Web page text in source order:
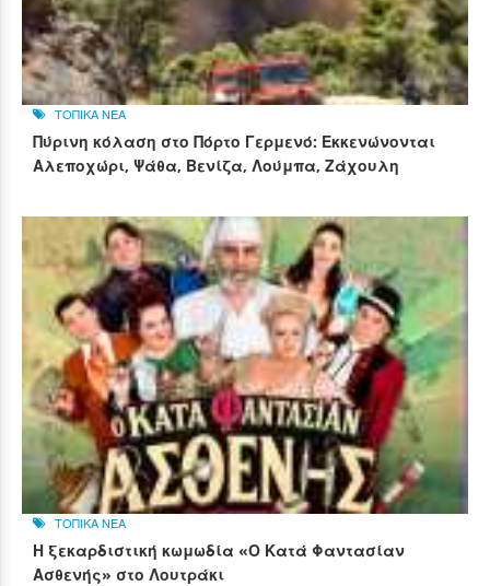
ΤΟΠΙΚΑ ΝΕΑ
Πύρινη κόλαση στο Πόρτο Γερμενό: Εκκενώνονται
Αλεποχώρι, Ψάθα, Βενίζα, Λούμπα, Ζάχουλη
ΤΟΠΙΚΑ ΝΕΑ
Η ξεκαρδιστική κωμωδία «Ο Κατά Φαντασίαν
Ασθενής» στο Λουτράκι